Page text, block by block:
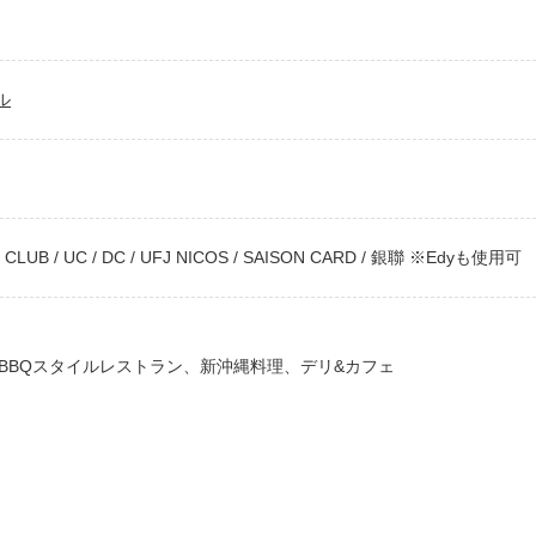
/ UC / DC / UFJ NICOS / SAISON CARD / 銀聯 ※Edyも使用可
スタイルレストラン、新沖縄料理、デリ&カフェ